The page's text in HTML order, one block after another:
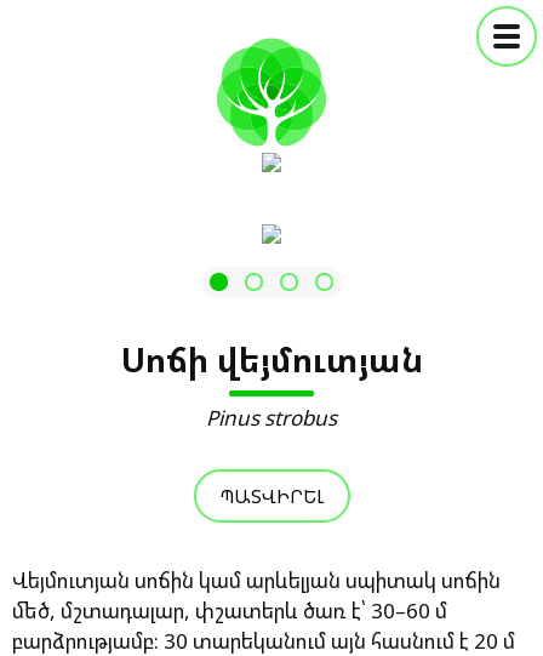
Սոճի վեյմուտյան
Pinus strobus
ՊԱՏՎԻՐԵԼ
Վեյմուտյան սոճին կամ արևելյան սպիտակ սոճին
մեծ, մշտադալար, փշատերև ծառ է՝ 30–60 մ
բարձրությամբ: 30 տարեկանում այն ​​հասնում է 20 մ